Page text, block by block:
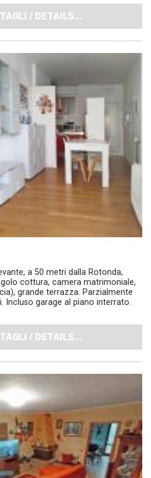
/ DETAILS...
a 50 metri dalla Rotonda,
cottura, camera matrimoniale,
grande terrazza. Parzialmente
Incluso garage al piano interrato.
/ DETAILS...